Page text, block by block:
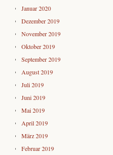
Januar 2020
Dezember 2019
November 2019
Oktober 2019
September 2019
August 2019
Juli 2019
Juni 2019
Mai 2019
April 2019
März 2019
Februar 2019